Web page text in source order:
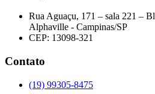
Rua Aguaçu, 171 – sala 221 –
Alphaville - Campinas/SP
CEP: 13098-321
Contato
(19) 99305-8475